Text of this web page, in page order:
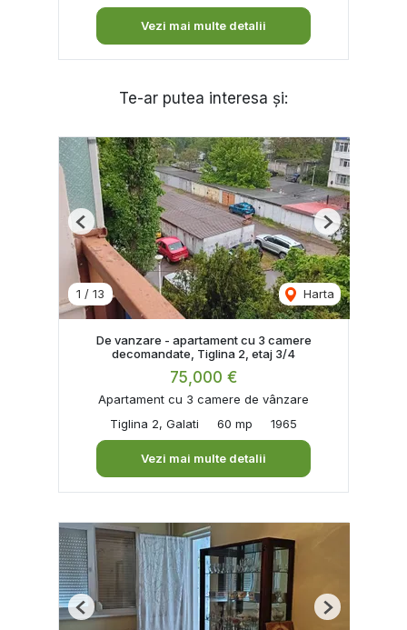
Vezi mai multe detalii
Te-ar putea interesa și:
1 / 13 Harta
Previous Next
De vanzare - apartament cu 3 camere
decomandate, Tiglina 2, etaj 3/4
75,000 €
Apartament cu 3 camere de vânzare
Tiglina 2, Galati
60 mp 1965
Vezi mai multe detalii
Previous Next